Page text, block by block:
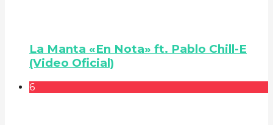
La Manta «En Nota» ft. Pablo Chill-E
(Video Oficial)
6